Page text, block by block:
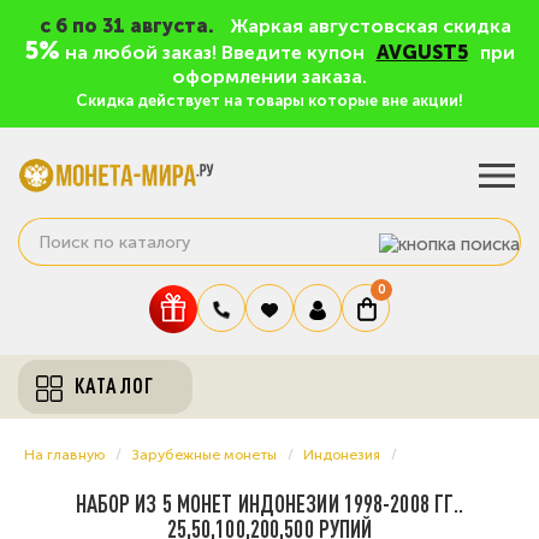
c 6 по 31 августа. Жаркая августовская скидка
5% на любой заказ! Введите купон AVGUST5
при
оформлении заказа.
Скидка действует на товары которые вне акции!
0
КАТАЛОГ
На главную Зарубежные монеты Индонезия
НАБОР ИЗ 5 МОНЕТ ИНДОНЕЗИИ 1998-2008 ГГ..
25,50,100,200,500 РУПИЙ